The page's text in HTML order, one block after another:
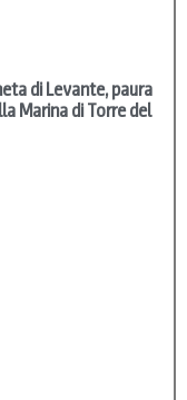
di Levante, paura
Marina di Torre del